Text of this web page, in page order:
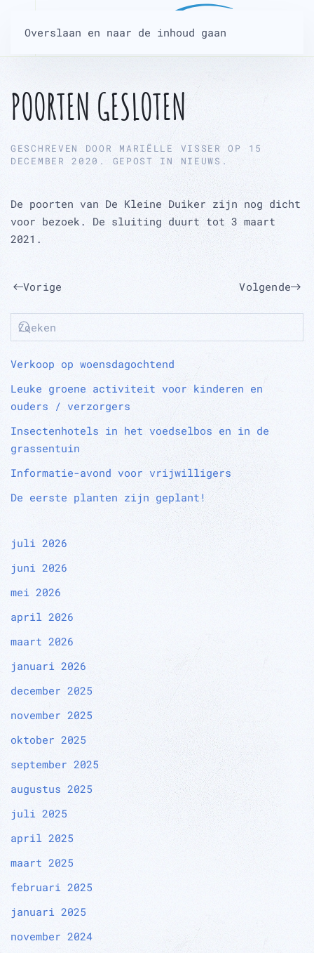
Overslaan en naar de inhoud gaan
POORTEN GESLOTEN
GESCHREVEN DOOR MARIËLLE VISSER OP 15
DECEMBER 2020 . GEPOST IN NIEUWS .
De poorten van De Kleine Duiker zijn nog dicht
voor bezoek. De sluiting duurt tot 3 maart
2021.
Vorige Volgende
Verkoop op woensdagochtend
Leuke groene activiteit voor kinderen en
ouders / verzorgers
Insectenhotels in het voedselbos en in de
grassentuin
Informatie-avond voor vrijwilligers
De eerste planten zijn geplant!
juli 2026
juni 2026
mei 2026
april 2026
maart 2026
januari 2026
december 2025
november 2025
oktober 2025
september 2025
augustus 2025
juli 2025
april 2025
maart 2025
februari 2025
januari 2025
november 2024